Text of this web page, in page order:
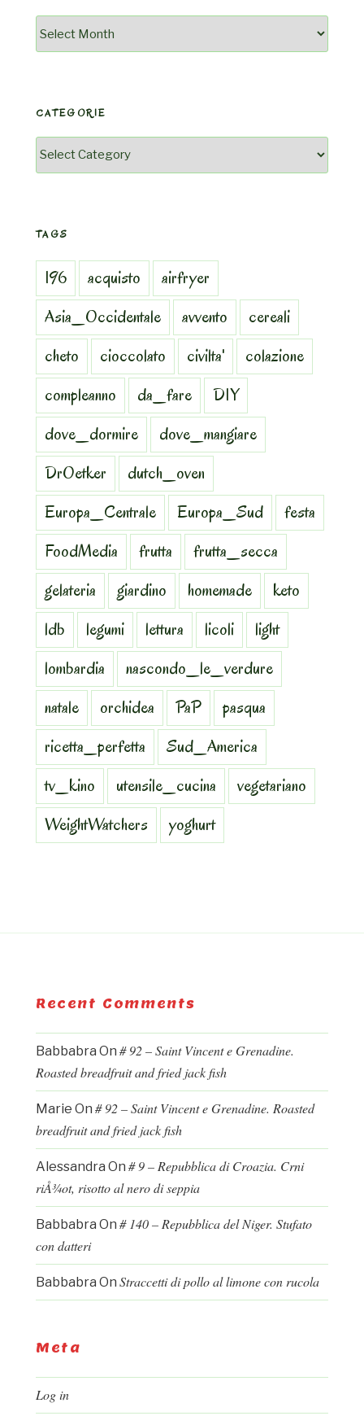
Archivio
CATEGORIE
Categorie
TAGS
196 acquisto
airfryer
Asia_Occidentale
avvento
cereali
cheto
cioccolato civilta'
colazione
compleanno
da_fare
DIY
dove_dormire
dove_mangiare
DrOetker
dutch_oven
Europa_Centrale
Europa_Sud
festa
FoodMedia
frutta
frutta_secca
gelateria
giardino homemade
keto
ldb
legumi lettura licoli
light
lombardia
nascondo_le_verdure
natale
orchidea PaP
pasqua
ricetta_perfetta
Sud_America
tv_kino
utensile_cucina
vegetariano
WeightWatchers
yoghurt
Recent Comments
Babbabra On # 92 – Saint Vincent e Grenadine.
Roasted breadfruit and fried jack fish
Marie On # 92 – Saint Vincent e Grenadine. Roasted
breadfruit and fried jack fish
Alessandra On # 9 – Repubblica di Croazia. Crni
riÅ¾ot, risotto al nero di seppia
Babbabra On # 140 – Repubblica del Niger. Stufato
con datteri
Babbabra On Straccetti di pollo al limone con rucola
Meta
Log in